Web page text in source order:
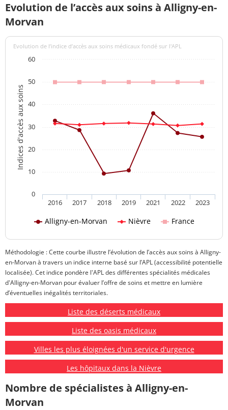
Evolution de l’accès aux soins à Alligny-en-
Morvan
Indices d'accès aux soins
Evolution de l’indice d’accès aux soins médicaux fondé sur l'APL
Alligny-en-Morvan Nièvre France
2016 2017 2018 2019 2021 2022 2023
0
10
20
30
40
50
60
Méthodologie : Cette courbe illustre l’évolution de l’accès aux soins à Alligny-
en-Morvan à travers un indice interne basé sur l’APL (accessibilité potentielle
localisée). Cet indice pondère l'APL des différentes spécialités médicales
d'Alligny-en-Morvan pour évaluer l’offre de soins et mettre en lumière
d’éventuelles inégalités territoriales.
Liste des déserts médicaux
Liste des oasis médicaux
Villes les plus éloignées d'un service d'urgence
Les hôpitaux dans la Nièvre
Nombre de spécialistes à Alligny-en-
Morvan